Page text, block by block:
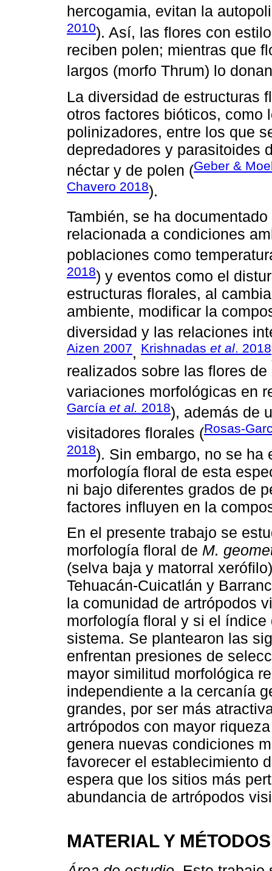
hercogamia, evitan la
2010). Así, las flores con
reciben polen; mientras que
largos (morfo Thrum) lo
La diversidad de estructuras
otros factores bióticos, como
polinizadores, entre los que
depredadores y parasitoides
néctar y de polen (Geber &
Chavero 2018).
También, se ha
relacionada a condiciones
poblaciones como
2018) y eventos como el
estructuras florales, al
ambiente, modificar la
diversidad y las relaciones
Aizen 2007, Krishnadas et al. 2018
realizados sobre las flores de
variaciones morfológicas en
García et al. 2018), además de
visitadores florales (Rosas-
2018). Sin embargo, no se ha
morfología floral de esta
ni bajo diferentes grados de
factores influyen en la
En el presente trabajo se
morfología floral de M.
(selva baja y matorral
Tehuacán-Cuicatlán y
la comunidad de artrópodos
morfología floral y si el
sistema. Se plantearon las
enfrentan presiones de
mayor similitud morfológica
independiente a la cercanía
grandes, por ser más
artrópodos con mayor
genera nuevas condiciones
favorecer el establecimiento
espera que los sitios más
abundancia de artrópodos
MATERIAL Y MÉTODOS